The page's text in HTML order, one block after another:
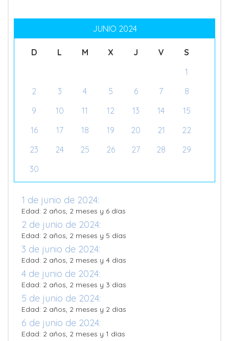
JUNIO 2024
D L M X J V
S
1
2
3 4 5 6 7
8
9
10 11 12 13 14
15
16
17 18 19 20 21
22
23
24 25 26 27 28
29
30
1 de junio de 2024:
Edad: 2 años, 2 meses y 6 días
2 de junio de 2024:
Edad: 2 años, 2 meses y 5 días
3 de junio de 2024:
Edad: 2 años, 2 meses y 4 días
4 de junio de 2024:
Edad: 2 años, 2 meses y 3 días
5 de junio de 2024:
Edad: 2 años, 2 meses y 2 días
6 de junio de 2024:
Edad: 2 años, 2 meses y 1 días